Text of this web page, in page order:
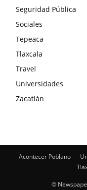
Seguridad Pública
Sociales
Tepeaca
Tlaxcala
Travel
Universidades
Zacatlán
Acontecer Poblano
©